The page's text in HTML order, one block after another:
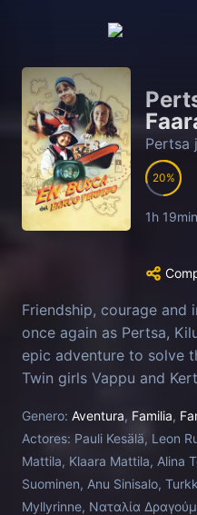
Pertsa
20
1h 19min
Friendship, courage
once again as Pertsa,
epic adventure to solve
Twin girls Vappu and
Annabella Pehko jumps
Genero: Aventura, Familia,
Actores: Pauli Kesälä, Leon
Mattila, Klaara Mattila, Alina
Suominen, Anu Sinisalo,
Myllyrinne, Ναταλία